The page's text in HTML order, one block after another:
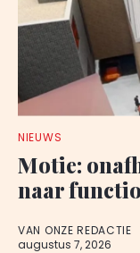
NIEUWS
Motie:
naar
VAN ONZE REDACTIE
augustus 7, 2026